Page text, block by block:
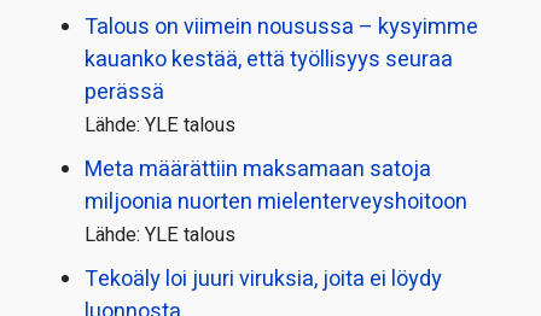
Talous on viimein nousussa – kysyimme
kauanko kestää, että työllisyys seuraa
perässä
Lähde: YLE talous
Meta määrättiin maksamaan satoja
miljoonia nuorten mielenterveyshoitoon
Lähde: YLE talous
Tekoäly loi juuri viruksia, joita ei löydy